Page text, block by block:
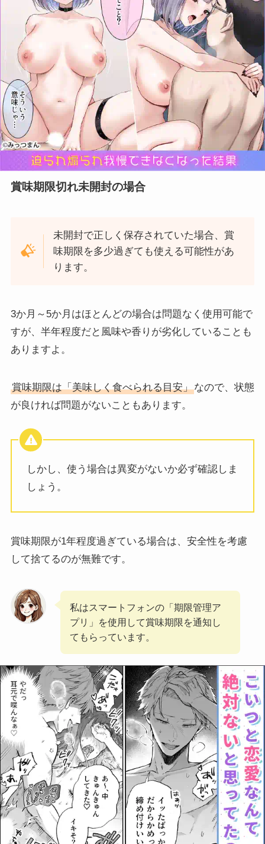
賞味期限切れ未開封の場合
未開封で正しく保存されていた場合、賞
味期限を多少過ぎても使える可能性があ
ります。
3か月～5か月はほとんどの場合は問題なく使用可能で
すが、半年程度だと風味や香りが劣化していることも
ありますよ。
賞味期限は「美味しく食べられる目安」なので、状態
が良ければ問題がないこともあります。
しかし、使う場合は異変がないか必ず確認しま
しょう。
賞味期限が1年程度過ぎている場合は、安全性を考慮
して捨てるのが無難です。
私はスマートフォンの「期限管理ア
プリ」を使用して賞味期限を通知し
てもらっています。